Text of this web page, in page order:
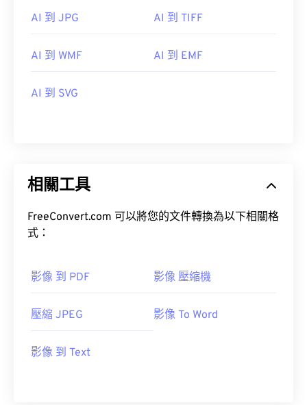
AI 到 JPG AI 到 TIFF
AI 到 WMF AI 到 EMF
AI 到 SVG
相關工具
FreeConvert.com 可以將您的文件轉換為以下相關格
式：
影像 到 PDF 影像 壓縮機
壓縮 JPEG 影像 To Word
影像 到 Text